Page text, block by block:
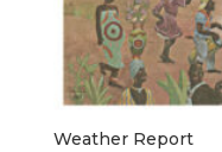
Weather Report